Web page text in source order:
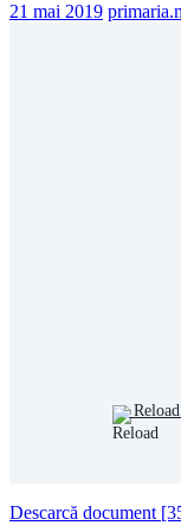
21 mai 2019
Descarcă document